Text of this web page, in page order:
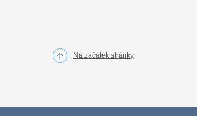
Na začátek stránky